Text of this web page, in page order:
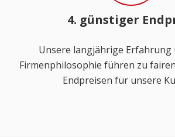
4. günstiger
Unsere langjährige Erfahrung
Firmenphilosophie führen zu
Endpreisen für unsere